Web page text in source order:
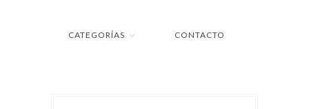
CATEGORÍAS CONTACTO